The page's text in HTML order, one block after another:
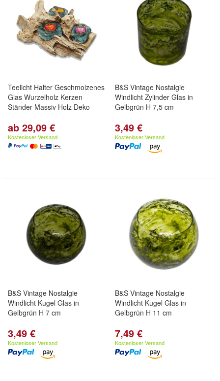
Teelicht Halter Geschmolzenes
Glas Wurzelholz Kerzen
Ständer Massiv Holz Deko
ab 29,09 €
Kostenloser Versand
B&S Vintage Nostalgie
Windlicht Zylinder Glas in
Gelbgrün H 7,5 cm
3,49 €
Kostenloser Versand
B&S Vintage Nostalgie
Windlicht Kugel Glas in
Gelbgrün H 7 cm
3,49 €
Kostenloser Versand
B&S Vintage Nostalgie
Windlicht Kugel Glas in
Gelbgrün H 11 cm
7,49 €
Kostenloser Versand